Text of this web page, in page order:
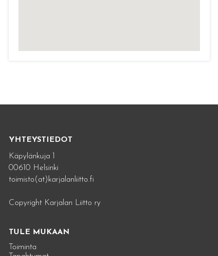
YHTEYSTIEDOT
Käpylänkuja 1
00610 Helsinki
toimisto(at)karjalanliitto.fi
Copyright Karjalan Liitto ry
TULE MUKAAN
Toiminta